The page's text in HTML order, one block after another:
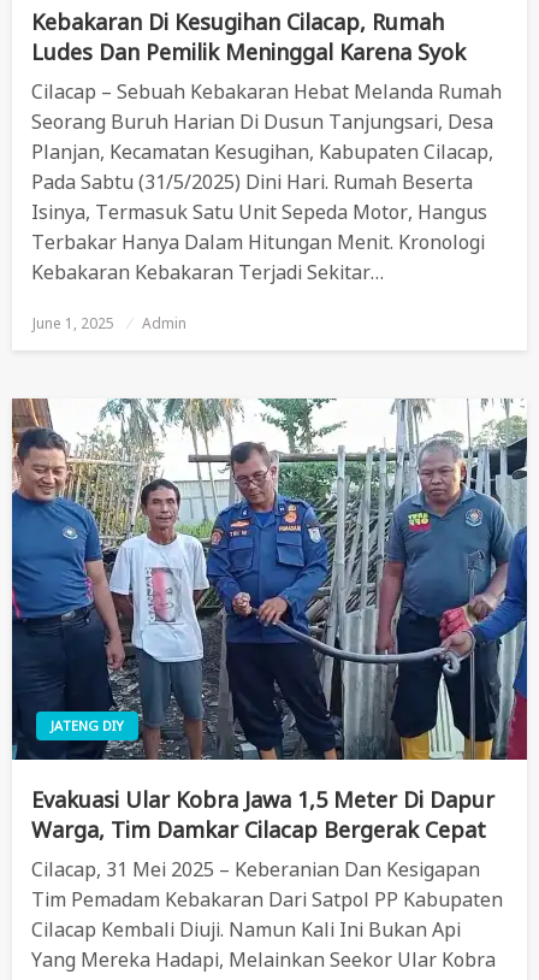
Kebakaran Di Kesugihan Cilacap, Rumah
Ludes Dan Pemilik Meninggal Karena Syok
Cilacap – Sebuah Kebakaran Hebat Melanda Rumah
Seorang Buruh Harian Di Dusun Tanjungsari, Desa
Planjan, Kecamatan Kesugihan, Kabupaten Cilacap,
Pada Sabtu (31/5/2025) Dini Hari. Rumah Beserta
Isinya, Termasuk Satu Unit Sepeda Motor, Hangus
Terbakar Hanya Dalam Hitungan Menit. Kronologi
Kebakaran Kebakaran Terjadi Sekitar…
Posted
June 1, 2025 Admin
JATENG DIY
Evakuasi Ular Kobra Jawa 1,5 Meter Di Dapur
Warga, Tim Damkar Cilacap Bergerak Cepat
Cilacap, 31 Mei 2025 – Keberanian Dan Kesigapan
Tim Pemadam Kebakaran Dari Satpol PP Kabupaten
Cilacap Kembali Diuji. Namun Kali Ini Bukan Api
Yang Mereka Hadapi, Melainkan Seekor Ular Kobra